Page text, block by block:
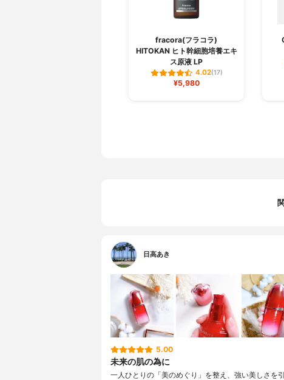
fracora(フラコラ)
HITOKAN ヒト幹細胞培養エキ
ス原液 LP
4.02(17)
¥5,980
日高あき
5.00
未来の肌の為に
一人ひとりの「美のめぐり」を整え、強い美しさを